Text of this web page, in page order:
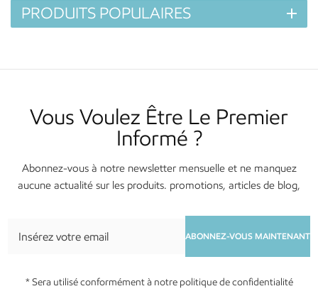
PRODUITS POPULAIRES
Vous Voulez Être Le Premier
Informé ?
Abonnez-vous à notre newsletter mensuelle et ne manquez
aucune actualité sur les produits. promotions, articles de blog,
ABONNEZ-VOUS MAINTENANT
* Sera utilisé conformément à notre politique de confidentialité